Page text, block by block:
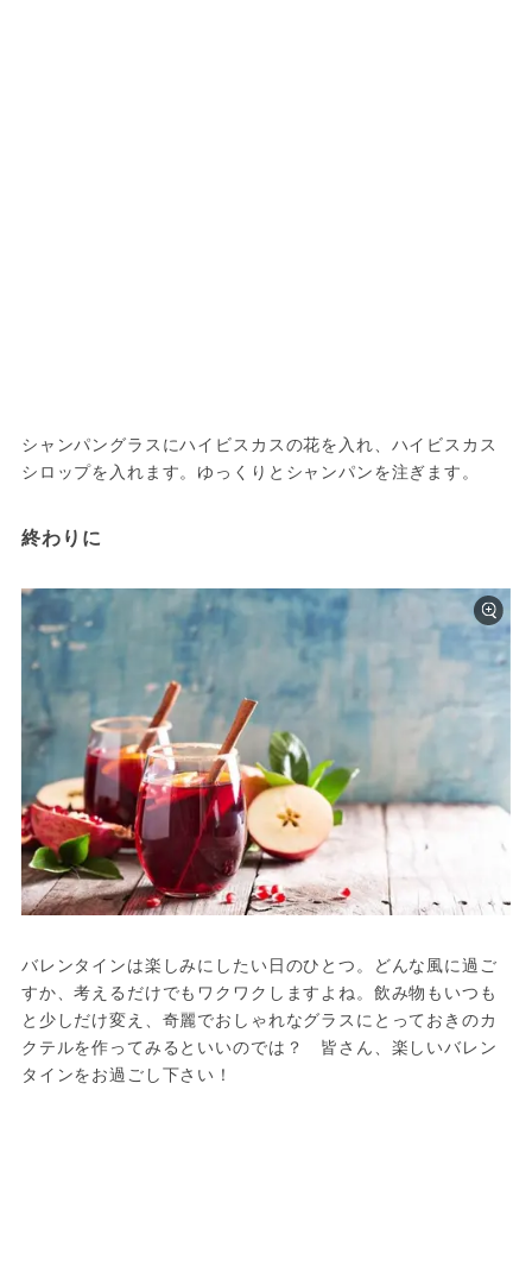
シャンパングラスにハイビスカスの花を入れ、ハイビスカス
シロップを入れます。ゆっくりとシャンパンを注ぎます。
終わりに
バレンタインは楽しみにしたい日のひとつ。どんな風に過ご
すか、考えるだけでもワクワクしますよね。飲み物もいつも
と少しだけ変え、奇麗でおしゃれなグラスにとっておきのカ
クテルを作ってみるといいのでは？　皆さん、楽しいバレン
タインをお過ごし下さい！